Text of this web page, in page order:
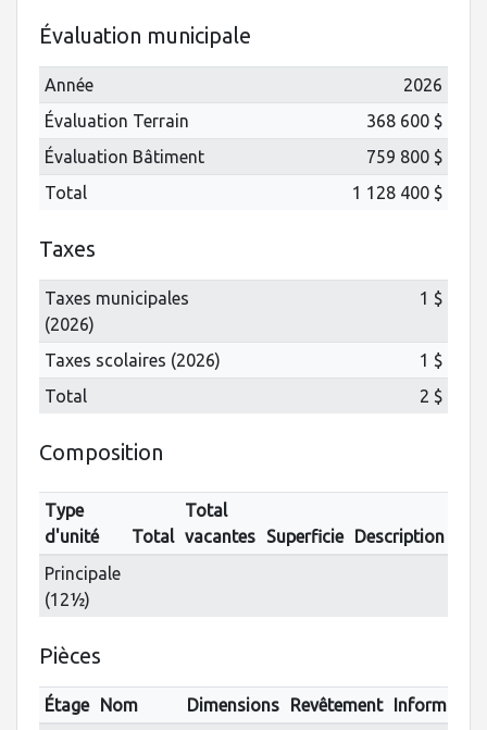
Évaluation municipale
Année
2026
Évaluation Terrain
368 600 $
Évaluation Bâtiment
759 800 $
Total
1 128 400 $
Taxes
Taxes municipales
(2026)
1 $
Taxes scolaires (2026)
1 $
Total
2 $
Composition
Type
d'unité
Total
Total
vacantes Superficie
Description
Principale
(12½)
Pièces
Étage Nom Dimensions Revêtement